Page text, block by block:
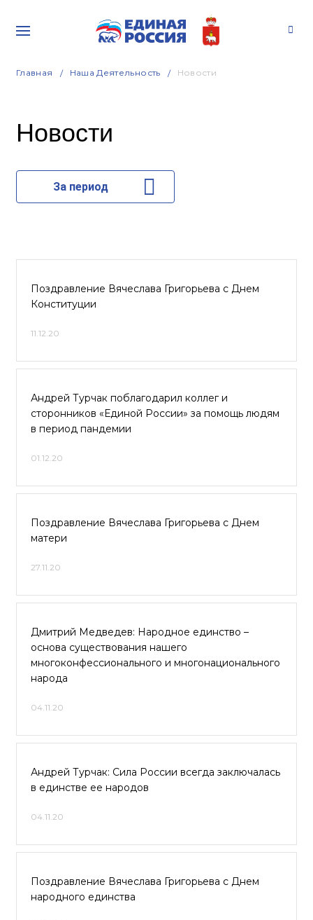
Главная Наша Деятельность Новости
Новости
За период
Поздравление Вячеслава Григорьева с Днем
Конституции
11.12.20
Андрей Турчак поблагодарил коллег и
сторонников «Единой России» за помощь людям
в период пандемии
01.12.20
Поздравление Вячеслава Григорьева с Днем
матери
27.11.20
Дмитрий Медведев: Народное единство –
основа существования нашего
многоконфессионального и многонационального
народа
04.11.20
Андрей Турчак: Сила России всегда заключалась
в единстве ее народов
04.11.20
Поздравление Вячеслава Григорьева с Днем
народного единства